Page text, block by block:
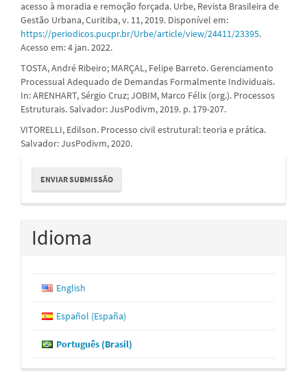
acesso à moradia e remoção forçada. Urbe, Revista Brasileira de
Gestão Urbana, Curitiba, v. 11, 2019. Disponível em:
https://periodicos.pucpr.br/Urbe/article/view/24411/23395.
Acesso em: 4 jan. 2022.
TOSTA, André Ribeiro; MARÇAL, Felipe Barreto. Gerenciamento
Processual Adequado de Demandas Formalmente Individuais.
In: ARENHART, Sérgio Cruz; JOBIM, Marco Félix (org.). Processos
Estruturais. Salvador: JusPodivm, 2019. p. 179-207.
VITORELLI, Edilson. Processo civil estrutural: teoria e prática.
Salvador: JusPodivm, 2020.
Enviar
Submissão
ENVIAR SUBMISSÃO
Idioma
English
Español (España)
Português (Brasil)